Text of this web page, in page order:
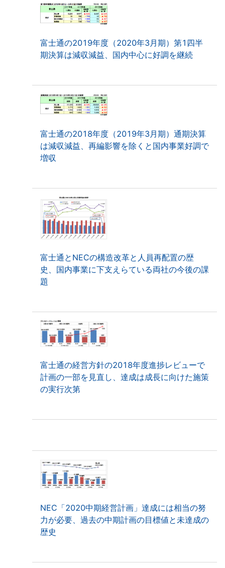
富士通の2019年度（2020年3月期）第1四半
期決算は減収減益、国内中心に好調を継続
富士通の2018年度（2019年3月期）通期決算
は減収減益、再編影響を除くと国内事業好調で
増収
富士通とNECの構造改革と人員再配置の歴
史、国内事業に下支えらている両社の今後の課
題
富士通の経営方針の2018年度進捗レビューで
計画の一部を見直し、達成は成長に向けた施策
の実行次第
NEC「2020中期経営計画」達成には相当の努
力が必要、過去の中期計画の目標値と未達成の
歴史